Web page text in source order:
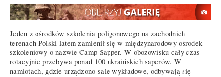
Jeden z ośrodków szkolenia poligonowego na zachodnich
terenach Polski latem zamienił się w międzynarodowy ośrodek
szkoleniowy o nazwie Camp Sapper. W obozowisku cały czas
rotacyjnie przebywa ponad 100 ukraińskich saperów. W
namiotach, gdzie urządzono sale wykładowe, odbywają się